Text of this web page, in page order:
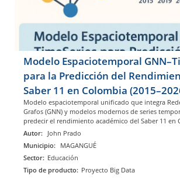
Modelo Espaciotemporal
para la Predicción del
Saber 11 en Colombia
Modelo espaciotemporal unificado que integra
Grafos (GNN) y modelos modernos de series
predecir el rendimiento académico del Saber 11 en
Autor: John Prado
Municipio: MAGANGUÉ
Sector: Educación
Tipo de producto: Proyecto Big Data